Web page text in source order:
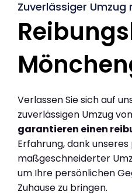
Zuverlässiger Umzug
Verlassen Sie sich auf
zuverlässigen Umzug
garantieren einen
Erfahrung, dank
maßgeschneiderter
um Ihre persönlichen
Zuhause zu bringen.